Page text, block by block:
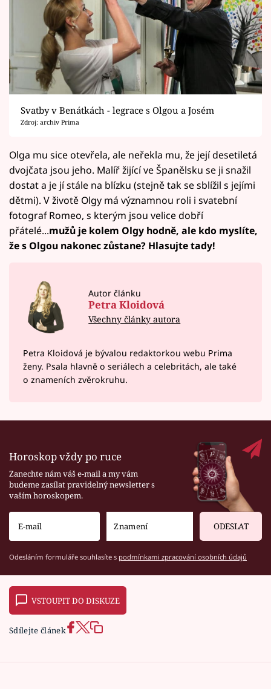
Svatby v Benátkách - legrace s Olgou a Josém
Zdroj: archiv Prima
Olga mu sice otevřela, ale neřekla mu, že její desetiletá
dvojčata jsou jeho. Malíř žijící ve Španělsku se ji snažil
dostat a je jí stále na blízku (stejně tak se sblížil s jejími
dětmi). V životě Olgy má významnou roli i svatební
fotograf Romeo, s kterým jsou velice dobří
přátelé...mužů je kolem Olgy hodně, ale kdo myslíte,
že s Olgou nakonec zůstane? Hlasujte tady!
Autor článku
Petra Kloidová
Všechny články autora
Petra Kloidová je bývalou redaktorkou webu Prima
ženy. Psala hlavně o seriálech a celebritách, ale také
o znameních zvěrokruhu.
Horoskop vždy po ruce
Zanechte nám váš e-mail a my vám
budeme zasílat pravidelný newsletter s
vaším horoskopem.
ODESLAT
Odesláním formuláře souhlasíte s podmínkami zpracování osobních údajů
VSTOUPIT DO DISKUZE
Sdílejte článek